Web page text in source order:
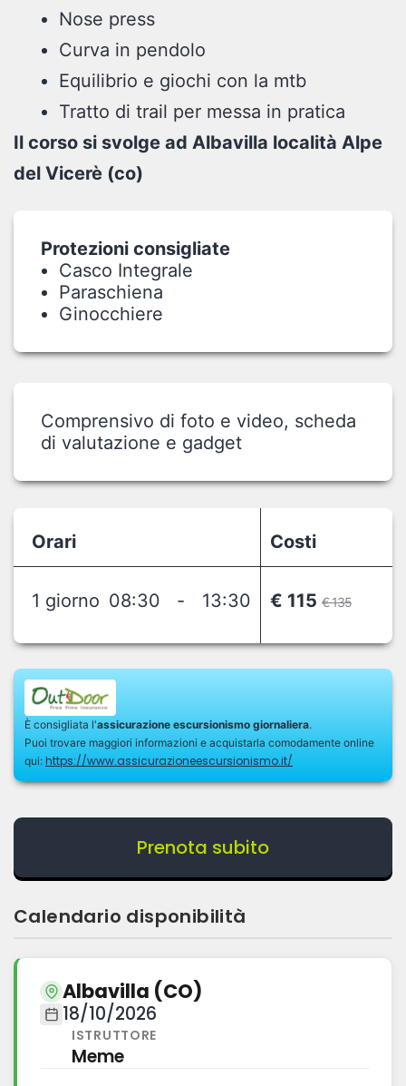
Orari Costi
1 giorno 08:30 - 13:30 € 115 € 135
È consigliata l'assicurazione escursionismo giornaliera.
Puoi trovare maggiori informazioni e acquistarla comodamente online
qui: https://www.assicurazioneescursionismo.it/
Prenota subito
Nose press
Curva in pendolo
Equilibrio e giochi con la mtb
Tratto di trail per messa in pratica
Il corso si svolge ad Albavilla località Alpe
del Vicerè (co)
Protezioni consigliate
Casco Integrale
Paraschiena
Ginocchiere
Comprensivo di foto e video, scheda
di valutazione e gadget
Calendario disponibilità
Albavilla (CO)
18/10/2026
ISTRUTTORE
Meme